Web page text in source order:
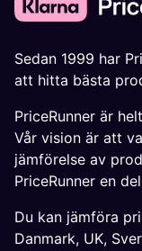
Sedan 1999 har
att hitta bästa
PriceRunner är
Vår vision är att
jämförelse av
PriceRunner en
Du kan jämföra
Danmark, UK,